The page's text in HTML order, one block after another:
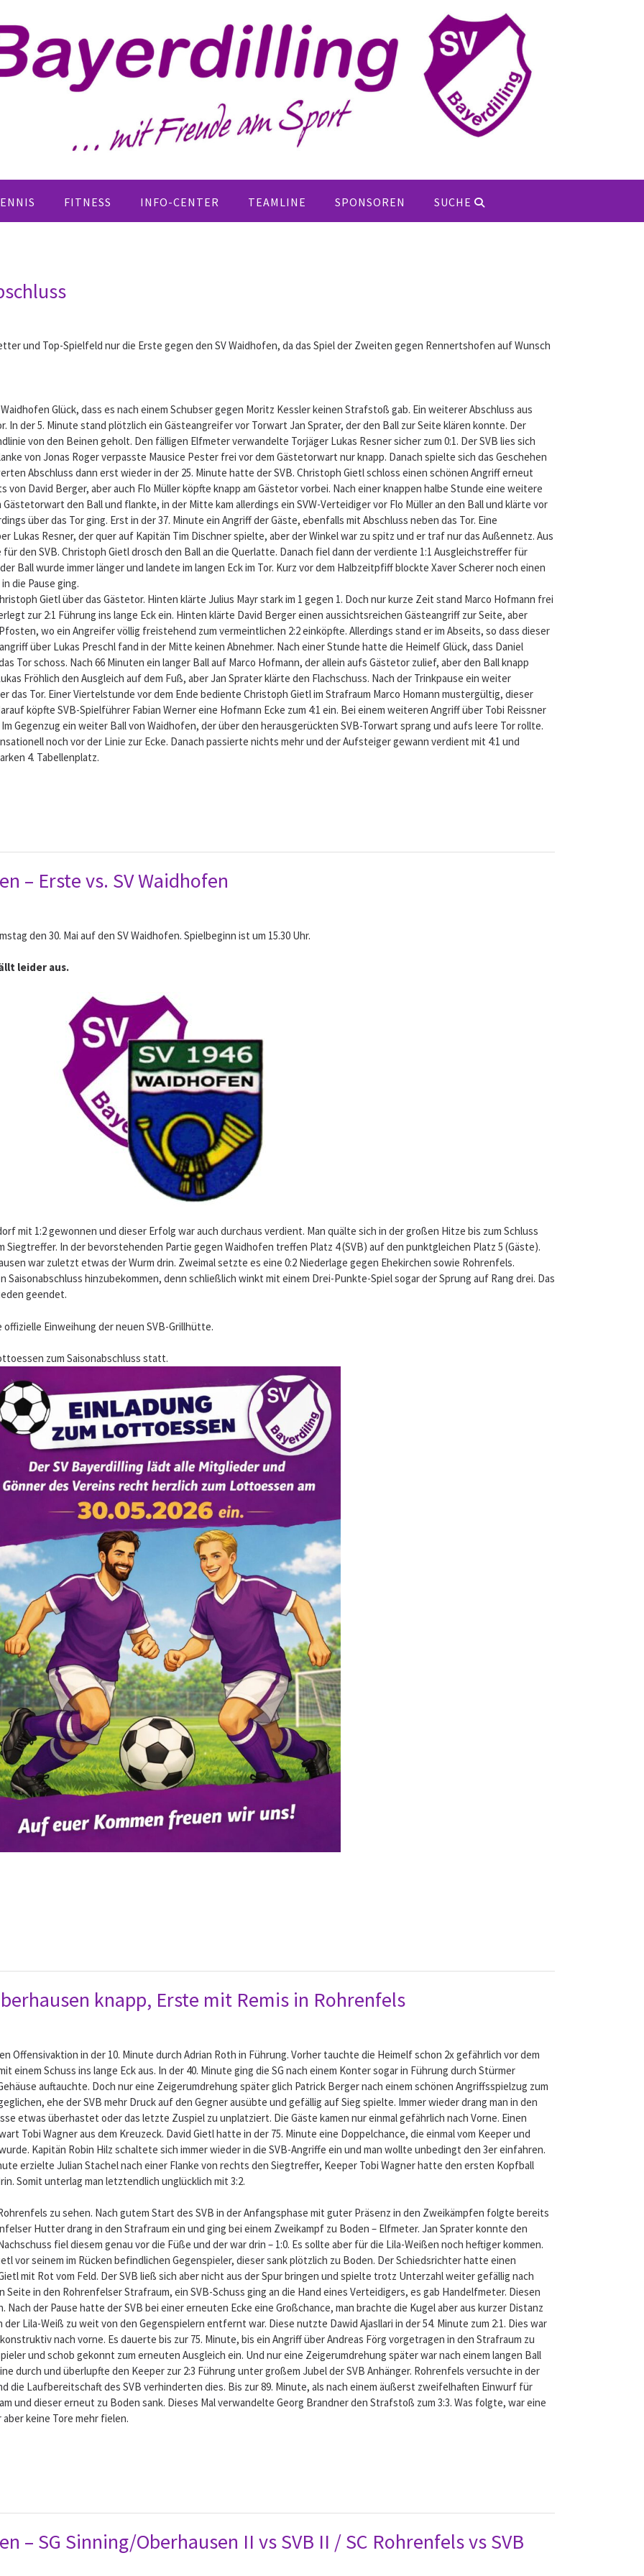
FITNESS INFO-CENTER TEAMLINE SPONSOREN SUCHE
und Top-Spielfeld nur die Erste gegen den SV Waidhofen, da das Spiel der Zweiten gegen Rennertshofen auf Wunsch
Glück, dass es nach einem Schubser gegen Moritz Kessler keinen Strafstoß gab. Ein weiterer Abschluss aus
In der 5. Minute stand plötzlich ein Gästeangreifer vor Torwart Jan Sprater, der den Ball zur Seite klären konnte. Der
von den Beinen geholt. Den fälligen Elfmeter verwandelte Torjäger Lukas Resner sicher zum 0:1. Der SVB lies sich
von Jonas Roger verpasste Mausice Pester frei vor dem Gästetorwart nur knapp. Danach spielte sich das Geschehen
Abschluss dann erst wieder in der 25. Minute hatte der SVB. Christoph Gietl schloss einen schönen Angriff erneut
von David Berger, aber auch Flo Müller köpfte knapp am Gästetor vorbei. Nach einer knappen halbe Stunde eine weitere
den Ball und flankte, in der Mitte kam allerdings ein SVW-Verteidiger vor Flo Müller an den Ball und klärte vor
über das Tor ging. Erst in der 37. Minute ein Angriff der Gäste, ebenfalls mit Abschluss neben das Tor. Eine
Lukas Resner, der quer auf Kapitän Tim Dischner spielte, aber der Winkel war zu spitz und er traf nur das Außennetz. Aus
den SVB. Christoph Gietl drosch den Ball an die Querlatte. Danach fiel dann der verdiente 1:1 Ausgleichstreffer für
Ball wurde immer länger und landete im langen Eck im Tor. Kurz vor dem Halbzeitpfiff blockte Xaver Scherer noch einen
die Pause ging.
Gietl über das Gästetor. Hinten klärte Julius Mayr stark im 1 gegen 1. Doch nur kurze Zeit stand Marco Hofmann frei
zur 2:1 Führung ins lange Eck ein. Hinten klärte David Berger einen aussichtsreichen Gästeangriff zur Seite, aber
wo ein Angreifer völlig freistehend zum vermeintlichen 2:2 einköpfte. Allerdings stand er im Abseits, so dass dieser
über Lukas Preschl fand in der Mitte keinen Abnehmer. Nach einer Stunde hatte die Heimelf Glück, dass Daniel
Tor schoss. Nach 66 Minuten ein langer Ball auf Marco Hofmann, der allein aufs Gästetor zulief, aber den Ball knapp
Fröhlich den Ausgleich auf dem Fuß, aber Jan Sprater klärte den Flachschuss. Nach der Trinkpause ein weiter
das Tor. Einer Viertelstunde vor dem Ende bediente Christoph Gietl im Strafraum Marco Homann mustergültig, dieser
köpfte SVB-Spielführer Fabian Werner eine Hofmann Ecke zum 4:1 ein. Bei einem weiteren Angriff über Tobi Reissner
Gegenzug ein weiter Ball von Waidhofen, der über den herausgerückten SVB-Torwart sprang und aufs leere Tor rollte.
noch vor der Linie zur Ecke. Danach passierte nichts mehr und der Aufsteiger gewann verdient mit 4:1 und
4. Tabellenplatz.
– Erste vs. SV Waidhofen
den 30. Mai auf den SV Waidhofen. Spielbeginn ist um 15.30 Uhr.
leider aus.
mit 1:2 gewonnen und dieser Erfolg war auch durchaus verdient. Man quälte sich in der großen Hitze bis zum Schluss
In der bevorstehenden Partie gegen Waidhofen treffen Platz 4 (SVB) auf den punktgleichen Platz 5 (Gäste).
war zuletzt etwas der Wurm drin. Zweimal setzte es eine 0:2 Niederlage gegen Ehekirchen sowie Rohrenfels.
hinzubekommen, denn schließlich winkt mit einem Drei-Punkte-Spiel sogar der Sprung auf Rang drei. Das
geendet.
Einweihung der neuen SVB-Grillhütte.
zum Saisonabschluss statt.
knapp, Erste mit Remis in Rohrenfels
Offensivaktion in der 10. Minute durch Adrian Roth in Führung. Vorher tauchte die Heimelf schon 2x gefährlich vor dem
einem Schuss ins lange Eck aus. In der 40. Minute ging die SG nach einem Konter sogar in Führung durch Stürmer
auftauchte. Doch nur eine Zeigerumdrehung später glich Patrick Berger nach einem schönen Angriffsspielzug zum
ehe der SVB mehr Druck auf den Gegner ausübte und gefällig auf Sieg spielte. Immer wieder drang man in den
etwas überhastet oder das letzte Zuspiel zu unplatziert. Die Gäste kamen nur einmal gefährlich nach Vorne. Einen
Tobi Wagner aus dem Kreuzeck. David Gietl hatte in der 75. Minute eine Doppelchance, die einmal vom Keeper und
Kapitän Robin Hilz schaltete sich immer wieder in die SVB-Angriffe ein und man wollte unbedingt den 3er einfahren.
erzielte Julian Stachel nach einer Flanke von rechts den Siegtreffer, Keeper Tobi Wagner hatte den ersten Kopfball
Somit unterlag man letztendlich unglücklich mit 3:2.
zu sehen. Nach gutem Start des SVB in der Anfangsphase mit guter Präsenz in den Zweikämpfen folgte bereits
Hutter drang in den Strafraum ein und ging bei einem Zweikampf zu Boden – Elfmeter. Jan Sprater konnte den
fiel diesem genau vor die Füße und der war drin – 1:0. Es sollte aber für die Lila-Weißen noch heftiger kommen.
vor seinem im Rücken befindlichen Gegenspieler, dieser sank plötzlich zu Boden. Der Schiedsrichter hatte einen
mit Rot vom Feld. Der SVB ließ sich aber nicht aus der Spur bringen und spielte trotz Unterzahl weiter gefällig nach
Seite in den Rohrenfelser Strafraum, ein SVB-Schuss ging an die Hand eines Verteidigers, es gab Handelfmeter. Diesen
der Pause hatte der SVB bei einer erneuten Ecke eine Großchance, man brachte die Kugel aber aus kurzer Distanz
Lila-Weiß zu weit von den Gegenspielern entfernt war. Diese nutzte Dawid Ajasllari in der 54. Minute zum 2:1. Dies war
nach vorne. Es dauerte bis zur 75. Minute, bis ein Angriff über Andreas Förg vorgetragen in den Strafraum zu
und schob gekonnt zum erneuten Ausgleich ein. Und nur eine Zeigerumdrehung später war nach einem langen Ball
durch und überlupfte den Keeper zur 2:3 Führung unter großem Jubel der SVB Anhänger. Rohrenfels versuchte in der
die Laufbereitschaft des SVB verhinderten dies. Bis zur 89. Minute, als nach einem äußerst zweifelhaften Einwurf für
und dieser erneut zu Boden sank. Dieses Mal verwandelte Georg Brandner den Strafstoß zum 3:3. Was folgte, war eine
keine Tore mehr fielen.
– SG Sinning/Oberhausen II vs SVB II / SC Rohrenfels vs SVB